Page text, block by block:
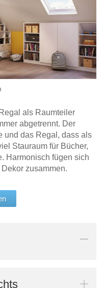
als Raumteiler
abgetrennt. Der
und das Regal, dass als
Stauraum für Bücher,
Harmonisch fügen sich
zusammen.